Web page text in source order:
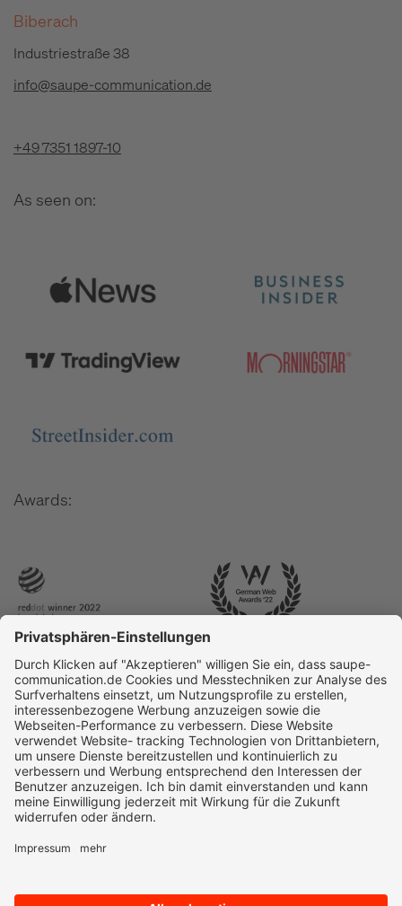
Biberach
Industriestraße 38
info@saupe-communication.de
+49 7351 1897-10
As seen on:
Awards: